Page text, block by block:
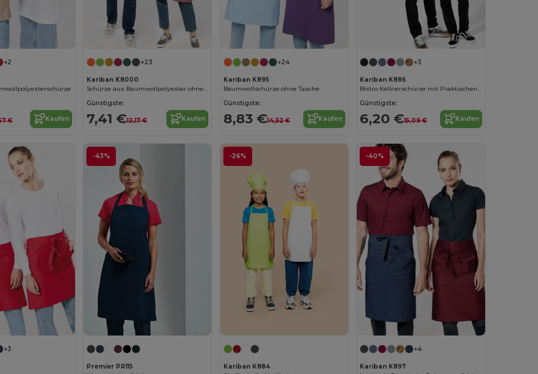
+2
€ Kaufen
+23
Kariban K8000
Schürze aus Baumwollpolyester ohne Tasche
Günstigste:
7,41 €12,17 € Kaufen
+24
Kariban K895
Baumwollschürze ohne Tasche
Günstigste:
8,83 €14,52 € Kaufen
+3
Kariban K886
Bistro Kellnerschürze mit Praktischen Taschen
Günstigste:
6,20 €15,09 € Kaufen
+3
-43%
Premier PR115
-26%
Kariban K884
-40%
+4
Kariban K897